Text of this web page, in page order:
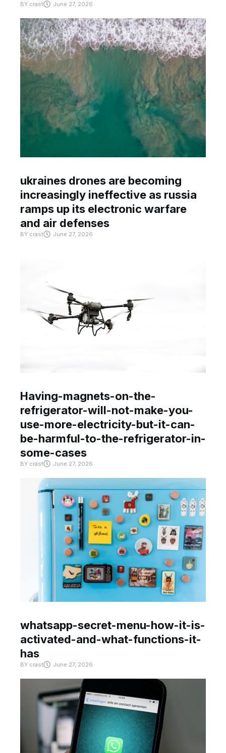
BY crast June 27, 2026
ukraines drones are becoming
increasingly ineffective as russia
ramps up its electronic warfare
and air defenses
BY crast June 27, 2026
Having-magnets-on-the-
refrigerator-will-not-make-you-
use-more-electricity-but-it-can-
be-harmful-to-the-refrigerator-in-
some-cases
BY crast June 27, 2026
whatsapp-secret-menu-how-it-is-
activated-and-what-functions-it-
has
BY crast June 27, 2026